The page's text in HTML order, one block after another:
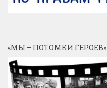
«МЫ – ПОТОМКИ ГЕРОЕВ»